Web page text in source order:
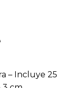
– Incluye 25